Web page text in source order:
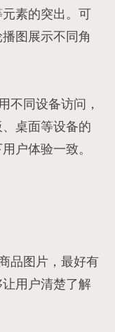
素的突出。可
图展示不同角
不同设备访问，
桌面等设备的
户体验一致。
品图片，最好有
用户清楚了解